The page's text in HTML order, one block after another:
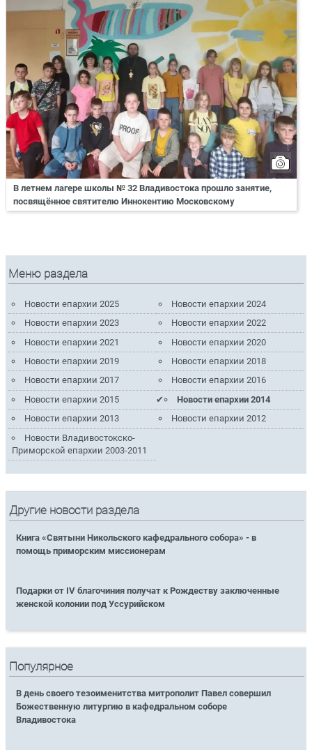
В летнем лагере школы № 32 Владивостока прошло занятие,
посвящённое святителю Иннокентию Московскому
Меню раздела
Новости епархии 2025
Новости епархии 2024
Новости епархии 2023
Новости епархии 2022
Новости епархии 2021
Новости епархии 2020
Новости епархии 2019
Новости епархии 2018
Новости епархии 2017
Новости епархии 2016
Новости епархии 2015
Новости епархии 2014
Новости епархии 2013
Новости епархии 2012
Новости Владивостокско-
Приморской епархии 2003-2011
Другие новости раздела
Книга «Святыни Никольского кафедрального собора» - в
помощь приморским миссионерам
Подарки от IV благочиния получат к Рождеству заключенные
женской колонии под Уссурийском
Популярное
В день своего тезоименитства митрополит Павел совершил
Божественную литургию в кафедральном соборе
Владивостока